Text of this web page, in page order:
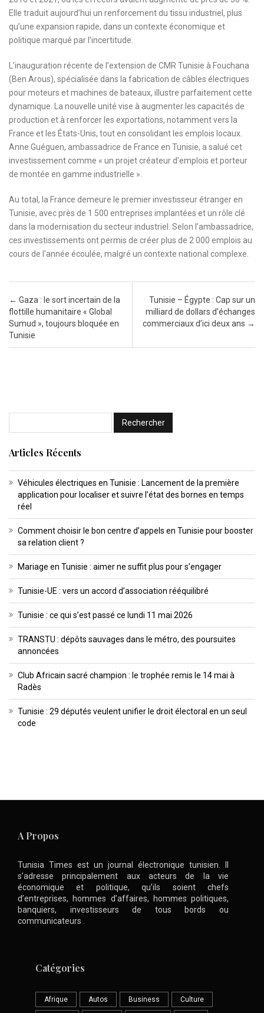
Elle traduit aujourd’hui un renforcement du tissu industriel, plus
qu’une expansion rapide, dans un contexte économique et
politique marqué par l’incertitude.
L’inauguration récente de l’extension de CMR Tunisie à Fouchana
(Ben Arous), spécialisée dans la fabrication de câbles électriques
pour moteurs et machines de bateaux, illustre parfaitement cette
dynamique. La nouvelle unité vise à augmenter les capacités de
production et à renforcer les exportations, notamment vers la
France et les États-Unis, tout en consolidant les emplois locaux.
Anne Guéguen, ambassadrice de France en Tunisie, a salué cet
investissement comme « un projet créateur d’emplois et porteur
de montée en gamme industrielle ».
Au total, la France demeure le premier investisseur étranger en
Tunisie, avec près de 1 500 entreprises implantées et un rôle clé
dans la modernisation du secteur industriel. Selon l’ambassadrice,
ces investissements ont permis de créer plus de 2 000 emplois au
cours de l’année écoulée, malgré un contexte national complexe.
Post navigation
← Gaza : le sort incertain de la
flottille humanitaire « Global
Sumud », toujours bloquée en
Tunisie
Tunisie – Égypte : Cap sur un
milliard de dollars d’échanges
commerciaux d’ici deux ans →
Articles Récents
Véhicules électriques en Tunisie : Lancement de la première
application pour localiser et suivre l’état des bornes en temps
réel
Comment choisir le bon centre d’appels en Tunisie pour booster
sa relation client ?
Mariage en Tunisie : aimer ne suffit plus pour s’engager
Tunisie-UE : vers un accord d’association rééquilibré
Tunisie : ce qui s’est passé ce lundi 11 mai 2026
TRANSTU : dépôts sauvages dans le métro, des poursuites
annoncées
Club Africain sacré champion : le trophée remis le 14 mai à
Radès
Tunisie : 29 députés veulent unifier le droit électoral en un seul
code
A Propos
Tunisia Times est un journal électronique tunisien. Il
s’adresse principalement aux acteurs de la vie
économique et politique, qu’ils soient chefs
d’entreprises, hommes d’affaires, hommes politiques,
banquiers, investisseurs de tous bords ou
communicateurs .
Catégories
Afrique Autos Business Culture